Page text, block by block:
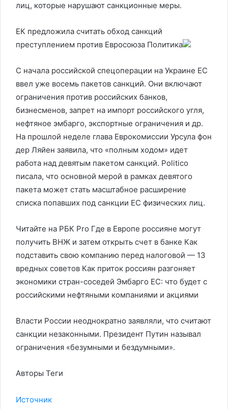
лиц, которые нарушают санкционные меры.
ЕК предложила считать обход санкций
преступлением против Евросоюза Политика
С начала российской спецоперации на Украине ЕС
ввел уже восемь пакетов санкций. Они включают
ограничения против российских банков,
бизнесменов, запрет на импорт российского угля,
нефтяное эмбарго, экспортные ограничения и др.
На прошлой неделе глава Еврокомиссии Урсула фон
дер Ляйен заявила, что «полным ходом» идет
работа над девятым пакетом санкций. Politico
писала, что основной мерой в рамках девятого
пакета может стать масштабное расширение
списка попавших под санкции ЕС физических лиц.
Читайте на РБК Pro Где в Европе россияне могут
получить ВНЖ и затем открыть счет в банке Как
подставить свою компанию перед налоговой — 13
вредных советов Как приток россиян разгоняет
экономики стран-соседей Эмбарго ЕС: что будет с
российскими нефтяными компаниями и акциями
Власти России неоднократно заявляли, что считают
санкции незаконными. Президент Путин называл
ограничения «безумными и бездумными».
Авторы Теги
Источник